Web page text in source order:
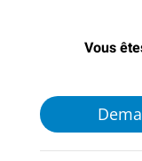
Vous